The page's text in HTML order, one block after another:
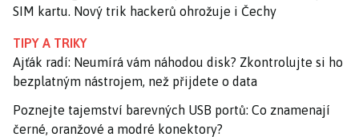
SIM kartu. Nový trik hackerů ohrožuje i Čechy
TIPY A TRIKY
Ajťák radí: Neumírá vám náhodou disk? Zkontrolujte si ho
bezplatným nástrojem, než přijdete o data
Poznejte tajemství barevných USB portů: Co znamenají
černé, oranžové a modré konektory?